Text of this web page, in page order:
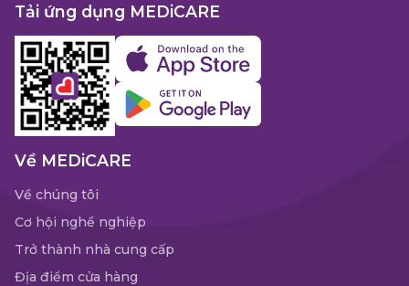
Tải ứng dụng MEDiCARE
Về MEDiCARE
Về chúng tôi
Cơ hội nghề nghiệp
Trở thành nhà cung cấp
Địa điểm cửa hàng